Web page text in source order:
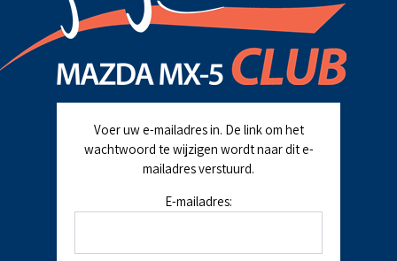
Voer uw e-mailadres in. De link om het
wachtwoord te wijzigen wordt naar dit e-
mailadres verstuurd.
E-mailadres: